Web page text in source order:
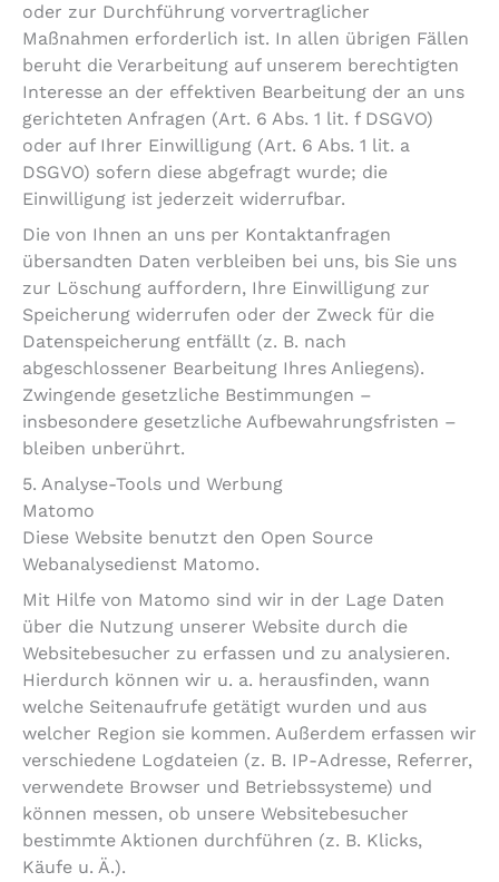
oder zur Durchführung vorvertraglicher
Maßnahmen erforderlich ist. In allen übrigen Fällen
beruht die Verarbeitung auf unserem berechtigten
Interesse an der effektiven Bearbeitung der an uns
gerichteten Anfragen (Art. 6 Abs. 1 lit. f DSGVO)
oder auf Ihrer Einwilligung (Art. 6 Abs. 1 lit. a
DSGVO) sofern diese abgefragt wurde; die
Einwilligung ist jederzeit widerrufbar.
Die von Ihnen an uns per Kontaktanfragen
übersandten Daten verbleiben bei uns, bis Sie uns
zur Löschung auffordern, Ihre Einwilligung zur
Speicherung widerrufen oder der Zweck für die
Datenspeicherung entfällt (z. B. nach
abgeschlossener Bearbeitung Ihres Anliegens).
Zwingende gesetzliche Bestimmungen –
insbesondere gesetzliche Aufbewahrungsfristen –
bleiben unberührt.
5. Analyse-Tools und Werbung
Matomo
Diese Website benutzt den Open Source
Webanalysedienst Matomo.
Mit Hilfe von Matomo sind wir in der Lage Daten
über die Nutzung unserer Website durch die
Websitebesucher zu erfassen und zu analysieren.
Hierdurch können wir u. a. herausfinden, wann
welche Seitenaufrufe getätigt wurden und aus
welcher Region sie kommen. Außerdem erfassen wir
verschiedene Logdateien (z. B. IP-Adresse, Referrer,
verwendete Browser und Betriebssysteme) und
können messen, ob unsere Websitebesucher
bestimmte Aktionen durchführen (z. B. Klicks,
Käufe u. Ä.).